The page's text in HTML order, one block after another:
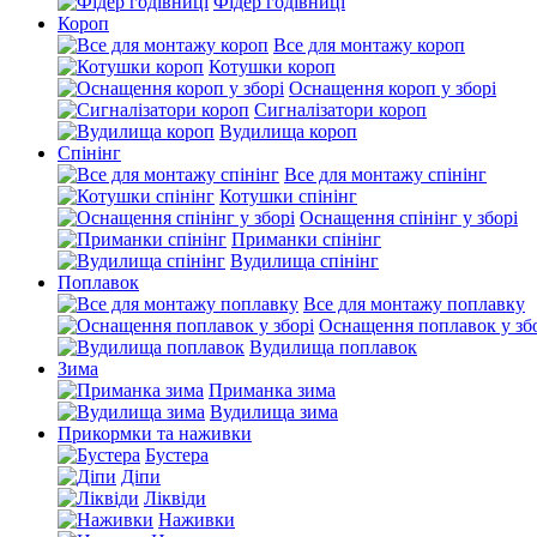
Короп
Все для монтажу короп
Котушки короп
Оснащення короп у зборі
Сигналізатори короп
Вудилища короп
Спінінг
Все для монтажу спінінг
Котушки спінінг
Оснащення спінінг у зборі
Приманки спінінг
Вудилища спінінг
Поплавок
Все для монтажу поплавку
Оснащення поплавок у
Вудилища поплавок
Зима
Приманка зима
Вудилища зима
Прикормки та наживки
Бустера
Діпи
Ліквіди
Наживки